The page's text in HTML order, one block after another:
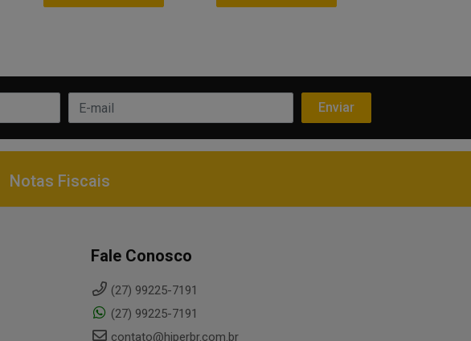
Notas Fiscais
Fale Conosco
(27) 99225-7191
(27) 99225-7191
contato@hiperbr.com.br